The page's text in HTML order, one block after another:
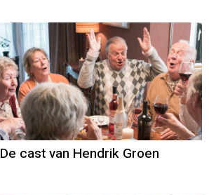
De cast van Hendrik Groen